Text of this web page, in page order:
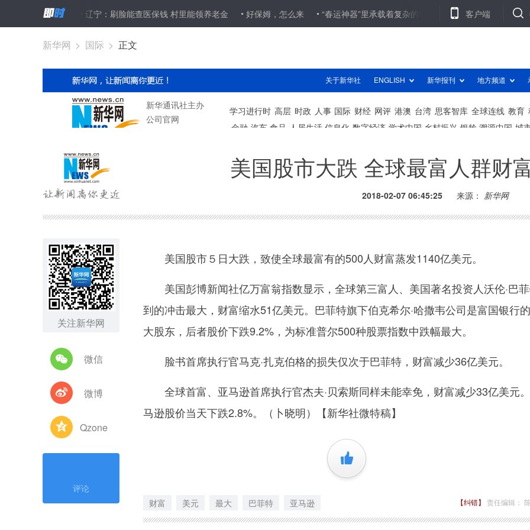
辽宁：刷脸能查医保钱 村里能领养老金 好保姆，怎么来 “春运神器”里承载着复杂的现实 导游斥责游客“铁公鸡” 低水
客户端
新华网 > 国际 > 正文
美国股市大跌 全球最富人群财
2018-02-07 06:45:25 来源： 新华网
关注新华网
微信
微博
Qzone
评论
美国股市５日大跌，致使全球最富有的500人财富蒸发1140亿美元。
美国彭博新闻社亿万富翁指数显示，全球第三富人、美国著名投资人沃伦·巴
到的冲击最大，财富缩水51亿美元。巴菲特旗下伯克希尔·哈撒韦公司是富国银行
大股东，后者股价下跌9.2%，为标准普尔500种股票指数中跌幅最大。
脸书首席执行官马克·扎克伯格的损失仅次于巴菲特，财富减少36亿美元。
全球首富、亚马逊首席执行官杰夫·贝索斯同样未能幸免，财富减少33亿美元
马逊股价当天下跌2.8%。（卜晓明）【新华社微特稿】
+1
财富 美元 最大 巴菲特 亚马逊 【纠错】 责任编辑：